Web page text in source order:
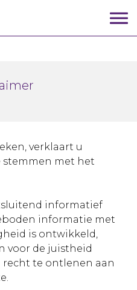
verklaart u
stemmen met het
informatief
informatie met
is ontwikkeld,
voor de juistheid
recht te ontlenen aan